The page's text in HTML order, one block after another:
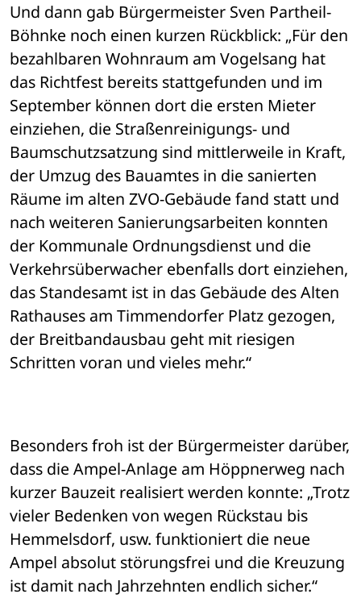
Und dann gab Bürgermeister Sven Partheil-
Böhnke noch einen kurzen Rückblick: „Für den
bezahlbaren Wohnraum am Vogelsang hat
das Richtfest bereits stattgefunden und im
September können dort die ersten Mieter
einziehen, die Straßenreinigungs- und
Baumschutzsatzung sind mittlerweile in Kraft,
der Umzug des Bauamtes in die sanierten
Räume im alten ZVO-Gebäude fand statt und
nach weiteren Sanierungsarbeiten konnten
der Kommunale Ordnungsdienst und die
Verkehrsüberwacher ebenfalls dort einziehen,
das Standesamt ist in das Gebäude des Alten
Rathauses am Timmendorfer Platz gezogen,
der Breitbandausbau geht mit riesigen
Schritten voran und vieles mehr.“
Besonders froh ist der Bürgermeister darüber,
dass die Ampel-Anlage am Höppnerweg nach
kurzer Bauzeit realisiert werden konnte: „Trotz
vieler Bedenken von wegen Rückstau bis
Hemmelsdorf, usw. funktioniert die neue
Ampel absolut störungsfrei und die Kreuzung
ist damit nach Jahrzehnten endlich sicher.“